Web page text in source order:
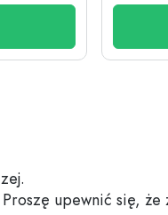
upewnić się, że